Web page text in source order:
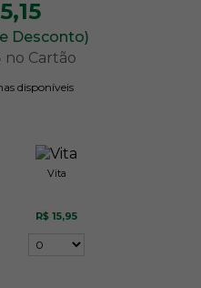
Desconto)
no Cartão
disponíveis
Vita
R$ 15,95